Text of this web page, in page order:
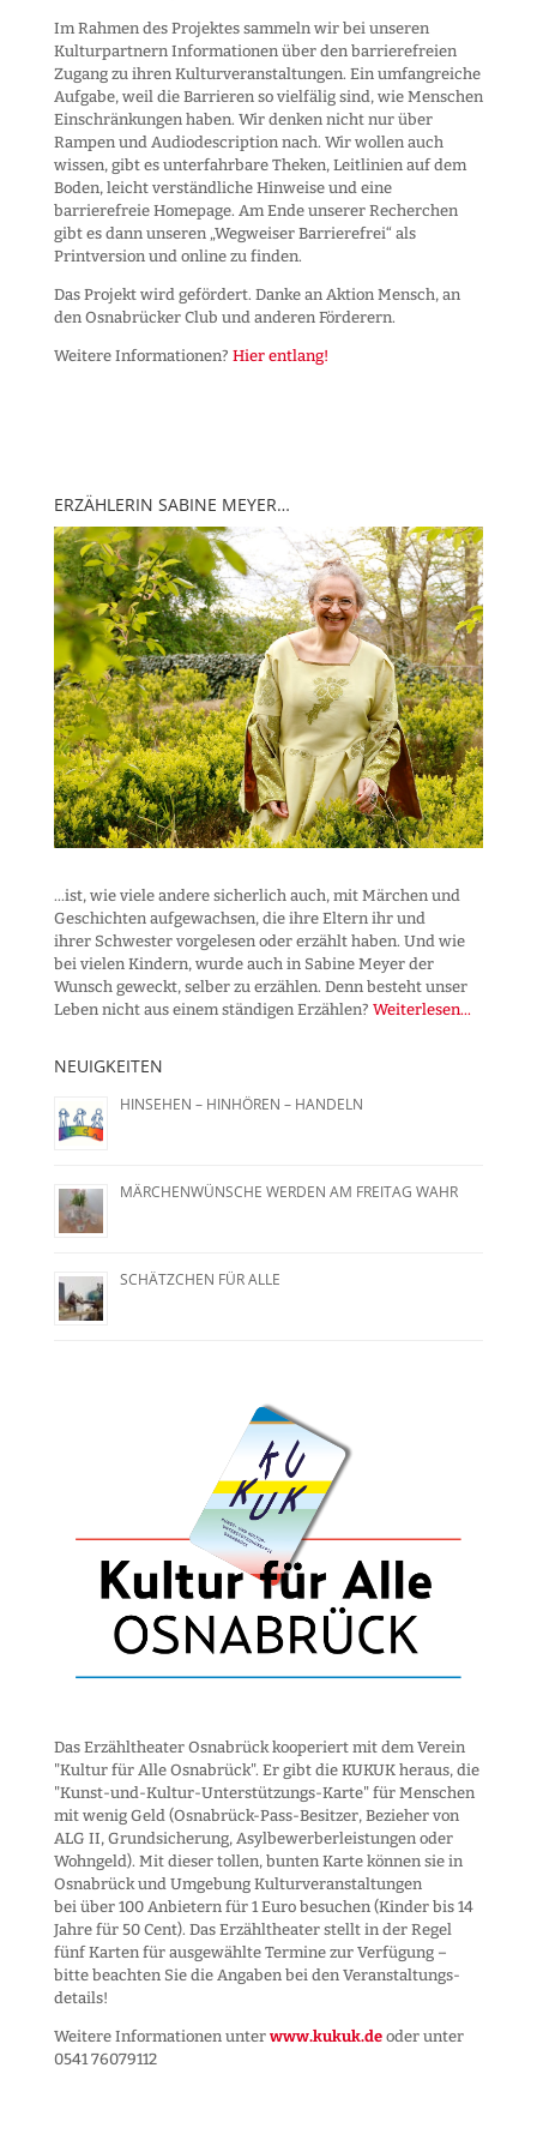
Im Rahmen des Projektes sammeln wir bei unseren
Kulturpartnern Informationen über den barrierefreien
Zugang zu ihren Kulturveranstaltungen. Ein umfangreiche
Aufgabe, weil die Barrieren so vielfälig sind, wie Menschen
Einschränkungen haben. Wir denken nicht nur über
Rampen und Audiodescription nach. Wir wollen auch
wissen, gibt es unterfahrbare Theken, Leitlinien auf dem
Boden, leicht verständliche Hinweise und eine
barrierefreie Homepage. Am Ende unserer Recherchen
gibt es dann unseren „Wegweiser Barrierefrei“ als
Printversion und online zu finden.
Das Projekt wird gefördert. Danke an Aktion Mensch, an
den Osnabrücker Club und anderen Förderern.
Weitere Informationen? Hier entlang!
ERZÄHLERIN SABINE MEYER…
...ist, wie viele andere sicherlich auch, mit Märchen und
Geschichten aufgewachsen, die ihre Eltern ihr und
ihrer Schwester vorgelesen oder erzählt haben. Und wie
bei vielen Kindern, wurde auch in Sabine Meyer der
Wunsch geweckt, selber zu erzählen. Denn besteht unser
Leben nicht aus einem ständigen Erzählen? Weiterlesen...
NEUIGKEITEN
HINSEHEN – HINHÖREN – HANDELN
MÄRCHENWÜNSCHE WERDEN AM FREITAG WAHR
SCHÄTZCHEN FÜR ALLE
Das Erzähltheater Osnabrück kooperiert mit dem Verein
"Kultur für Alle Osnabrück". Er gibt die KUKUK heraus, die
"Kunst-und-Kultur-Unter­stützungs-Karte" für Menschen
mit wenig Geld (Osnabrück-Pass-Besitzer, Bezieher von
ALG II, Grund­sicherung, Asyl­bewerber­leistungen oder
Wohngeld). Mit dieser tollen, bunten Karte können sie in
Osnabrück und Umgebung Kultur­veranstaltungen
bei über 100 Anbietern für 1 Euro besuchen (Kinder bis 14
Jahre für 50 Cent). Das Erzähltheater stellt in der Regel
fünf Karten für ausgewählte Termine zur Verfügung –
bitte beachten Sie die Angaben bei den Veranstaltungs­
details!
Weitere Informationen unter www.kukuk.deoder unter
0541 76079112